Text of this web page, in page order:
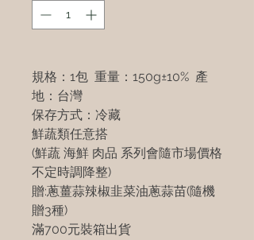
規格：1包 重量：150g±10% 產
地：台灣
保存方式：冷藏
鮮蔬類任意搭
(鮮蔬 海鮮 肉品 系列會隨市場價格
不定時調降整)
贈:蔥薑蒜辣椒韭菜油蔥蒜苗(隨機
贈3種)
滿700元裝箱出貨